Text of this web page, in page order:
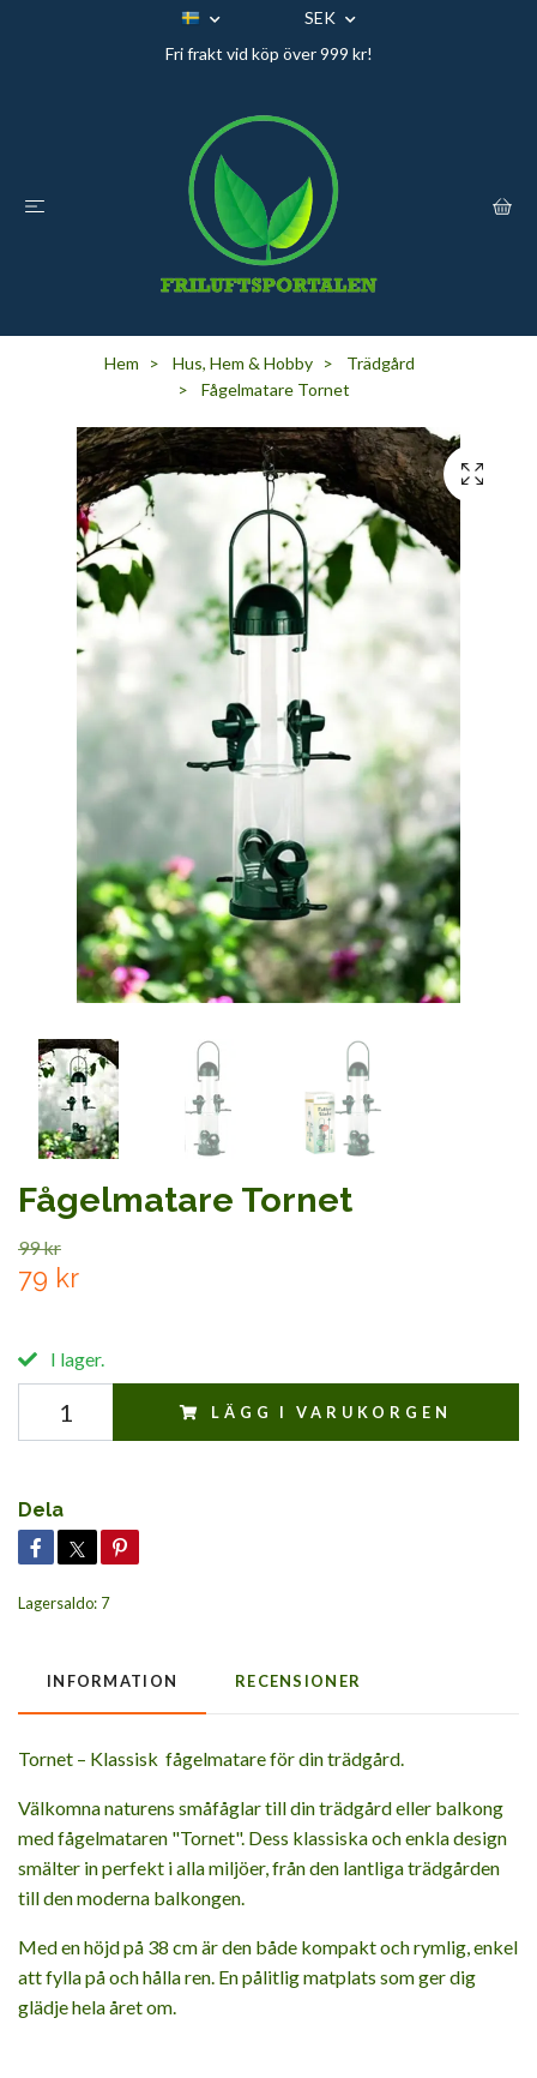
SEK
Fri frakt vid köp över 999 kr!
Hem Hus, Hem & Hobby
Trädgård
Fågelmatare Tornet
Fågelmatare Tornet
99 kr
79 kr
I lager.
LÄGG I VARUKORGEN
Dela
Lagersaldo: 7
INFORMATION RECENSIONER
Tornet – Klassisk fågelmatare för din trädgård.
Välkomna naturens småfåglar till din trädgård eller balkong
med fågelmataren "Tornet". Dess klassiska och enkla design
smälter in perfekt i alla miljöer, från den lantliga trädgården
till den moderna balkongen.
Med en höjd på 38 cm är den både kompakt och rymlig, enkel
att fylla på och hålla ren. En pålitlig matplats som ger dig
glädje hela året om.